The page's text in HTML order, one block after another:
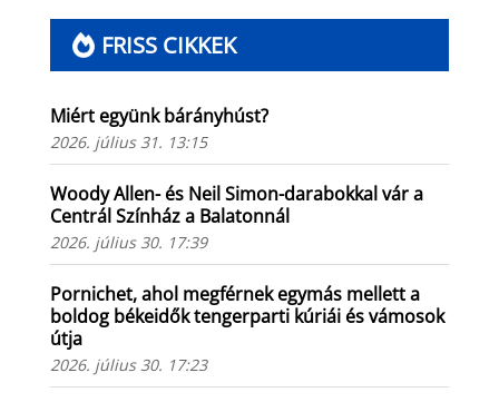
FRISS CIKKEK
Miért együnk bárányhúst?
2026. július 31. 13:15
Woody Allen- és Neil Simon-darabokkal vár a
Centrál Színház a Balatonnál
2026. július 30. 17:39
Pornichet, ahol megférnek egymás mellett a
boldog békeidők tengerparti kúriái és vámosok
útja
2026. július 30. 17:23